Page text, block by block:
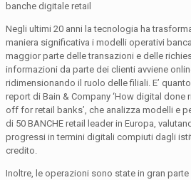
banche digitale retail
Negli ultimi 20 anni la tecnologia ha
maniera significativa i modelli operativi
maggior parte delle transazioni e delle
informazioni da parte dei clienti avviene
ridimensionando il ruolo delle filiali. E’
report di Bain & Company ‘How digital done
off for retail banks’, che analizza modelli e
di 50 BANCHE retail leader in Europa,
progressi in termini digitali compiuti dagli
credito.
Inoltre, le operazioni sono state in gran parte